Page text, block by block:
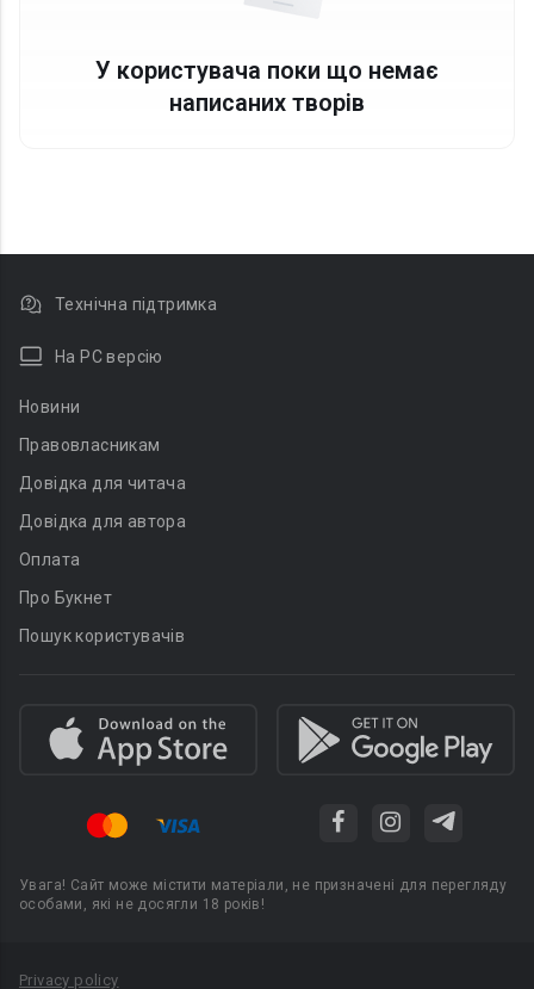
У користувача поки що немає
написаних творів
Технічна підтримка
На PC версію
Новини
Правовласникам
Довідка для читача
Довідка для автора
Оплата
Про Букнет
Пошук користувачів
Увага! Сайт може містити матеріали, не призначені для перегляду
особами, які не досягли 18 років!
Privacy policy